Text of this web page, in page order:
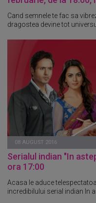
Cand semnele te fac sa
dragostea devine tot
08 AUGUST 2016
Serialul indian "In
ora 17:00
Acasa le aduce
incredibilului serial indian In